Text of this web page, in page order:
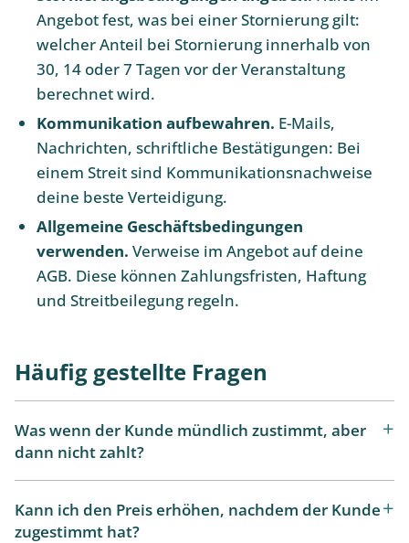
Angebot fest, was bei einer Stornierung gilt:
welcher Anteil bei Stornierung innerhalb von
30, 14 oder 7 Tagen vor der Veranstaltung
berechnet wird.
Kommunikation aufbewahren. E-Mails,
Nachrichten, schriftliche Bestätigungen: Bei
einem Streit sind Kommunikationsnachweise
deine beste Verteidigung.
Allgemeine Geschäftsbedingungen
verwenden. Verweise im Angebot auf deine
AGB. Diese können Zahlungsfristen, Haftung
und Streitbeilegung regeln.
Häufig gestellte Fragen
Was wenn der Kunde mündlich zustimmt, aber
dann nicht zahlt?
Kann ich den Preis erhöhen, nachdem der Kunde
zugestimmt hat?